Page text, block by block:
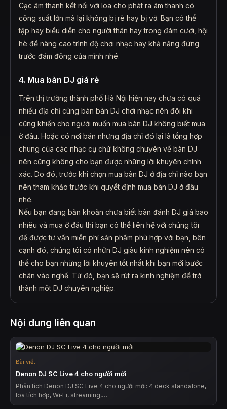
Cạc âm thanh kết nối với loa cho phát ra âm thanh có
công suất lớn mà lại không bị rè hay bị vỡ. Bạn có thể
tập hay biểu diễn cho người thân hay trong đám cưới, hội
hè để nâng cao trình độ chơi nhạc hay khả năng đứng
trước đám đông của mình nhé.
4. Mua bàn DJ giá rẻ
Trên thị trường thành phố Hà Nội hiện nay chưa có quá
nhiều địa chỉ cùng bán bàn DJ chơi nhạc nên đôi khi
cũng khiến cho người muốn mua bàn DJ không biết mua
ở đâu. Hoặc có nơi bán nhưng địa chỉ đó lại là tổng hợp
chung của các nhạc cụ chứ không chuyên về bàn DJ
nên cũng không cho bạn được những lời khuyên chính
xác. Do đó, trước khi chọn mua bàn DJ ở địa chỉ nào bạn
nên tham khảo trước khi quyết định mua bàn DJ ở đâu
nhé.
Nếu bạn đang băn khoăn chưa biết bàn đánh DJ giá bao
nhiêu và mua ở đâu thì bạn có thể liên hệ với chúng tôi
để được tư vấn miễn phí sản phẩm phù hợp với bạn, bên
cạnh đó, chúng tôi có nhữn DJ giàu kinh nghiệm nên có
thể cho bạn những lời khuyên tốt nhất khi bạn mới bước
chân vào nghề. Từ đó, bạn sẽ rút ra kinh nghiệm để trở
thành môt DJ chuyên nghiệp.
Nội dung liên quan
Bài viết
Denon DJ SC Live 4 cho người mới
Phân tích Denon DJ SC Live 4 cho người mới: 4 deck standalone,
loa tích hợp, Wi‑Fi, streaming,…